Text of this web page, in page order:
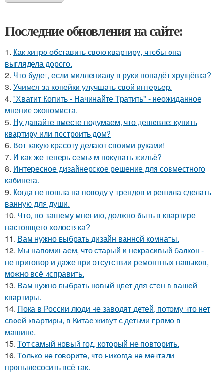
Последние обновления на сайте:
1. Как хитро обставить свою квартиру, чтобы она
выглядела дорого.
2. Что будет, если миллениалу в руки попадёт хрущёвка?
3. Учимся за копейки улучшать свой интерьер.
4. "Хватит Копить - Начинайте Тратить" - неожиданное
мнение экономиста.
5. Ну давайте вместе подумаем, что дешевле: купить
квартиру или построить дом?
6. Вот какую красоту делают своими руками!
7. И как же теперь семьям покупать жильё?
8. Интересное дизайнерское решение для совместного
кабинета.
9. Когда не пошла на поводу у трендов и решила сделать
ванную для души.
10. Что, по вашему мнению, должно быть в квартире
настоящего холостяка?
11. Вам нужно выбрать дизайн ванной комнаты.
12. Мы напоминаем, что старый и некрасивый балкон -
не приговор и даже при отсутствии ремонтных навыков,
можно всё исправить.
13. Вам нужно выбрать новый цвет для стен в вашей
квартиры.
14. Пока в России люди не заводят детей, потому что нет
своей квартиры, в Китае живут с детьми прямо в
машине.
15. Тот самый новый год, который не повторить.
16. Только не говорите, что никогда не мечтали
пропылесосить всё так.